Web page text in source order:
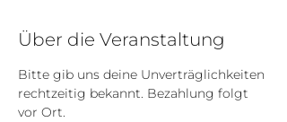
Über die Veranstaltung
Bitte gib uns deine Unverträglichkeiten
rechtzeitig bekannt. Bezahlung folgt
vor Ort.